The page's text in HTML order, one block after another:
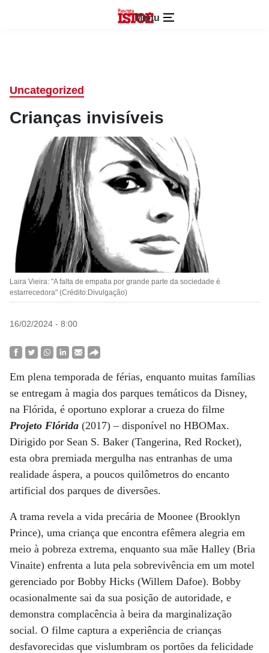
Menu
Uncategorized
Crianças invisíveis
Laira Vieira: "A falta de empatia por grande parte da sociedade é
estarrecedora" (Crédito:Divulgação)
16/02/2024 - 8:00
Em plena temporada de férias, enquanto muitas famílias
se entregam à magia dos parques temáticos da Disney,
na Flórida, é oportuno explorar a crueza do filme
Projeto Flórida (2017) – disponível no HBOMax.
Dirigido por Sean S. Baker (Tangerina, Red Rocket),
esta obra premiada mergulha nas entranhas de uma
realidade áspera, a poucos quilômetros do encanto
artificial dos parques de diversões.
A trama revela a vida precária de Moonee (Brooklyn
Prince), uma criança que encontra efêmera alegria em
meio à pobreza extrema, enquanto sua mãe Halley (Bria
Vinaite) enfrenta a luta pela sobrevivência em um motel
gerenciado por Bobby Hicks (Willem Dafoe). Bobby
ocasionalmente sai da sua posição de autoridade, e
demonstra complacência à beira da marginalização
social. O filme captura a experiência de crianças
desfavorecidas que vislumbram os portões da felicidade